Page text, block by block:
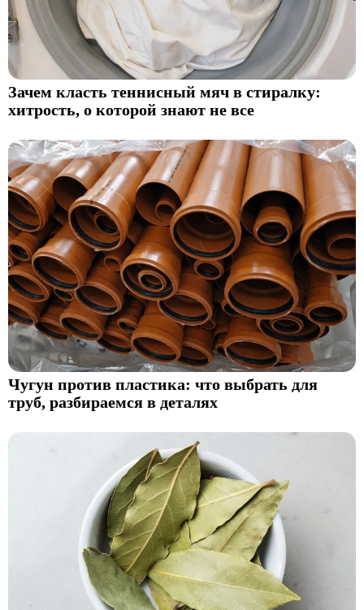
Зачем класть теннисный мяч в стиралку:
хитрость, о которой знают не все
Чугун против пластика: что выбрать для
труб, разбираемся в деталях